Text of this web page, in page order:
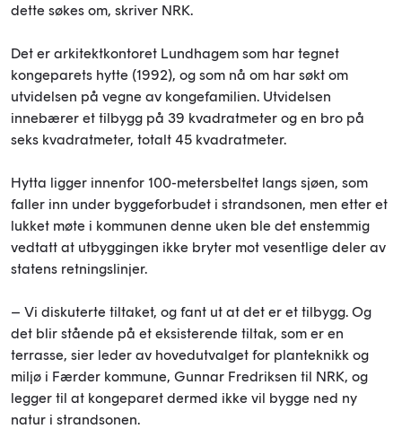
dette søkes om, skriver NRK.
Det er arkitektkontoret Lundhagem som har tegnet
kongeparets hytte (1992), og som nå om har søkt om
utvidelsen på vegne av kongefamilien. Utvidelsen
innebærer et tilbygg på 39 kvadratmeter og en bro på
seks kvadratmeter, totalt 45 kvadratmeter.
Hytta ligger innenfor 100-metersbeltet langs sjøen, som
faller inn under byggeforbudet i strandsonen, men etter et
lukket møte i kommunen denne uken ble det enstemmig
vedtatt at utbyggingen ikke bryter mot vesentlige deler av
statens retningslinjer.
– Vi diskuterte tiltaket, og fant ut at det er et tilbygg. Og
det blir stående på et eksisterende tiltak, som er en
terrasse, sier leder av hovedutvalget for planteknikk og
miljø i Færder kommune, Gunnar Fredriksen til NRK, og
legger til at kongeparet dermed ikke vil bygge ned ny
natur i strandsonen.